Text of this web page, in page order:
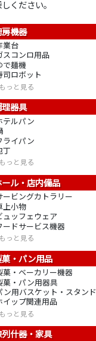
ください。
房機器
業台
スコンロ用品
で麺機
司ロボット
もっと見る
器具
テルパン
ライパン
丁
もっと見る
ール・店内備品
ービングカトラリー
上小物
ュッフェウェア
ードサービス機器
もっと見る
・パン用品
菓・ベーカリー機器
菓・パン用器具
ン用バスケット・スタンド
イップ関連用品
もっと見る
列什器・家具